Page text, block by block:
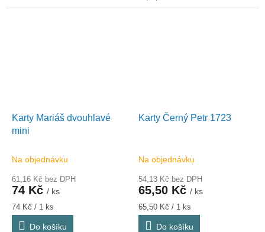
Karty Mariáš dvouhlavé
mini
Na objednávku
61,16 Kč bez DPH
74 Kč / ks
Měrná
cena:
74 Kč / 1 ks
Do košíku
Karty Černý Petr 1723
Na objednávku
54,13 Kč bez DPH
65,50 Kč / ks
Měrná
cena:
65,50 Kč / 1 ks
Do košíku